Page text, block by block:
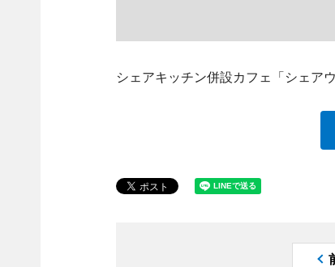
シェアキッチン併設カフェ「シェア